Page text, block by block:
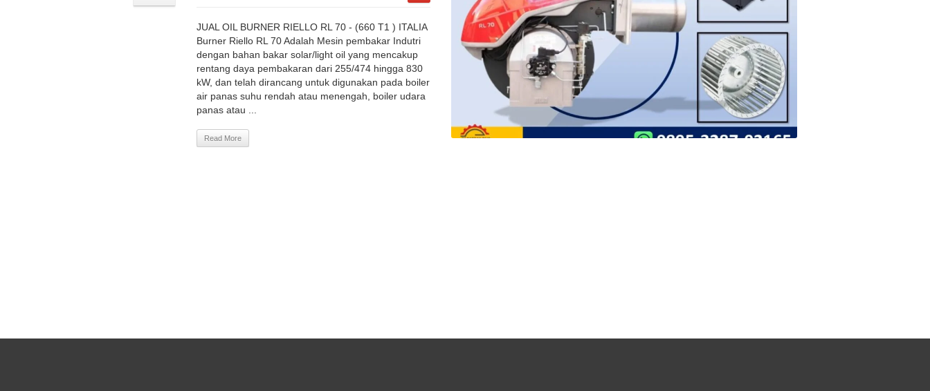
JUAL OIL BURNER RIELLO RL 70 - (660 T1 ) ITALIA
Burner Riello RL 70 Adalah Mesin pembakar Indutri
dengan bahan bakar solar/light oil yang mencakup
rentang daya pembakaran dari 255/474 hingga 830
kW, dan telah dirancang untuk digunakan pada boiler
air panas suhu rendah atau menengah, boiler udara
panas atau ...
Read More